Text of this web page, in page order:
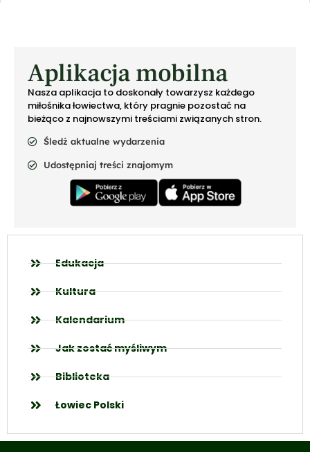
Aplikacja mobilna
Nasza aplikacja to doskonały towarzysz każdego
miłośnika łowiectwa, który pragnie pozostać na
bieżąco z najnowszymi treściami związanych stron.
Śledź aktualne wydarzenia
Udostępniaj treści znajomym
Edukacja
Kultura
Kalendarium
Jak zostać myśliwym
Biblioteka
Łowiec Polski